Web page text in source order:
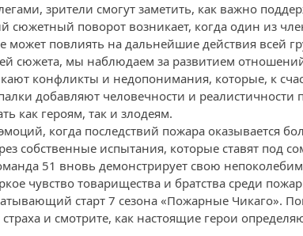
зрители смогут заметить, как важно
сюжетный поворот возникает, когда один из
может повлиять на дальнейшие действия всей
сюжета, мы наблюдаем за развитием
конфликты и недопонимания, которые, к
добавляют человечности и реалистичности
как героям, так и злодеям.
когда последствий пожара оказывается
собственные испытания, которые ставят под
51 вновь демонстрирует свою
чувство товарищества и братства среди
старт 7 сезона «Пожарные Чикаго».
и смотрите, как настоящие герои